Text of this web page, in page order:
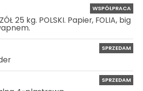
WSPÓŁPRACA
25 kg. POLSKI. Papier, FOLIA, big
SPRZEDAM
SPRZEDAM